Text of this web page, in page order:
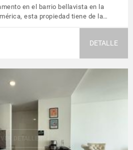
en el barrio bellavista en la
esta propiedad tiene de la…
DETALLE
VER DETALLES